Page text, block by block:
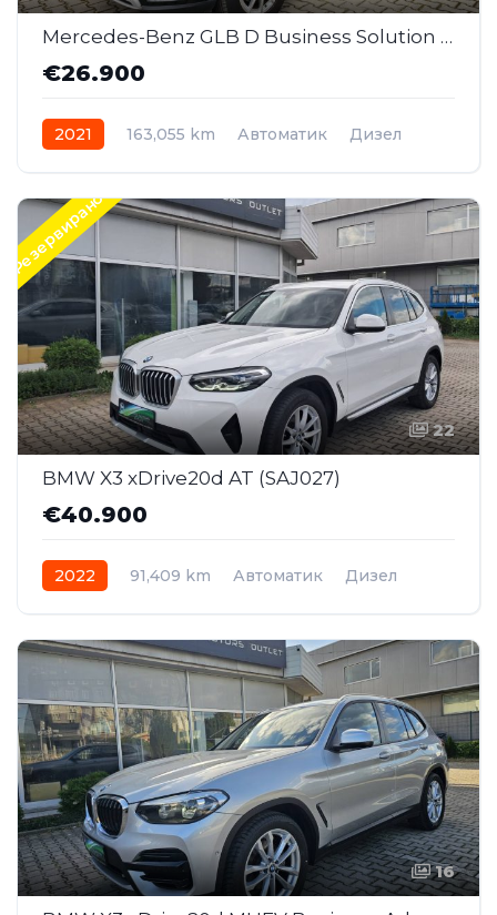
Mercedes-Benz GLB D Business Solution AT (MMI179)
€26.900
2021 163,055 km Автоматик
Дизел
Резервирано
22
BMW X3 xDrive20d AT (SAJ027)
€40.900
2022 91,409 km Автоматик
Дизел
16